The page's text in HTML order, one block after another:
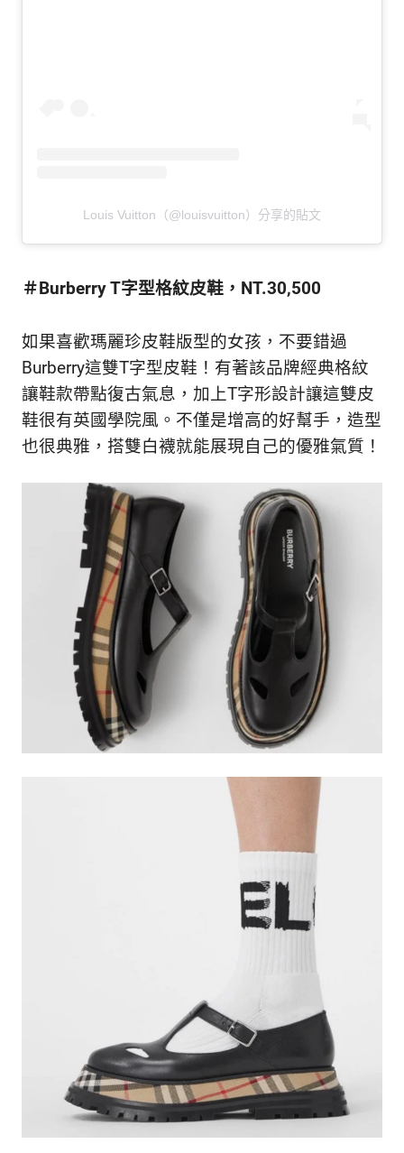
Louis Vuitton（@louisvuitton）分享的貼文
＃Burberry T字型格紋皮鞋，NT.30,500
如果喜歡瑪麗珍皮鞋版型的女孩，不要錯過
Burberry這雙T字型皮鞋！有著該品牌經典格紋
讓鞋款帶點復古氣息，加上T字形設計讓這雙皮
鞋很有英國學院風。不僅是增高的好幫手，造型
也很典雅，搭雙白襪就能展現自己的優雅氣質！